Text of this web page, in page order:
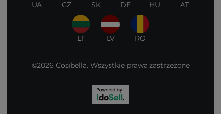
UA CZ SK DE HU AT
LT LV RO
©2026 Cosibella. Wszystkie prawa zastrzeżone